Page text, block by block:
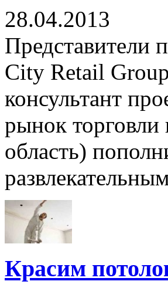
28.04.2013
Представители
City Retail
консультант
рынок торговли
область)
Красим